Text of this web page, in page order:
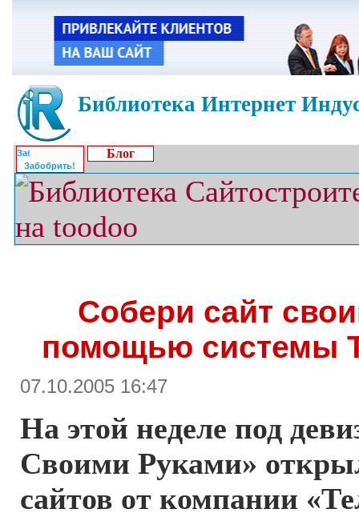
Библиотека Интернет
Забобрить!
Блог
Собери сайт
помощью системы
07.10.2005 16:47
На этой неделе под
Cвоими Руками»
сайтов от компании